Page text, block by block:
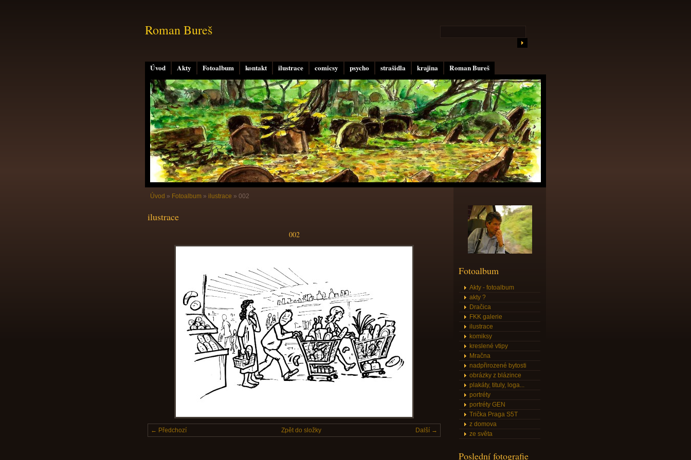
Úvod Akty Fotoalbum kontakt ilustrace comicsy psycho strašidla krajina Roman Bureš
Roman Bureš
Úvod » Fotoalbum » ilustrace » 002
ilustrace
002
← Předchozí Další →
Zpět do složky
Fotoalbum
Akty - fotoalbum
akty ?
Dračica
FKK galerie
ilustrace
komiksy
kreslené vtipy
Mračna
nadpřirozené bytosti
obrázky z blázince
plakáty, tituly, loga...
portréty
portréty GEN
Trička Praga S5T
z domova
ze světa
Poslední fotografie